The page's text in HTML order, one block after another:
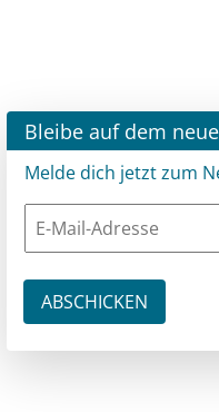
Bleibe auf dem
Melde dich jetzt zum